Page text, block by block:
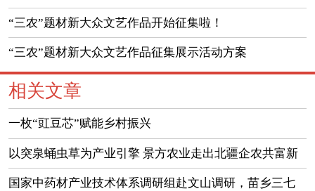
的通知
“三农”题材新大众文艺作品开始征集啦！
“三农”题材新大众文艺作品征集展示活动方案
相关文章
一枚“豇豆芯”赋能乡村振兴
以突泉蛹虫草为产业引擎 景方农业走出北疆企农共富新
路径
国家中药材产业技术体系调研组赴文山调研，苗乡三七